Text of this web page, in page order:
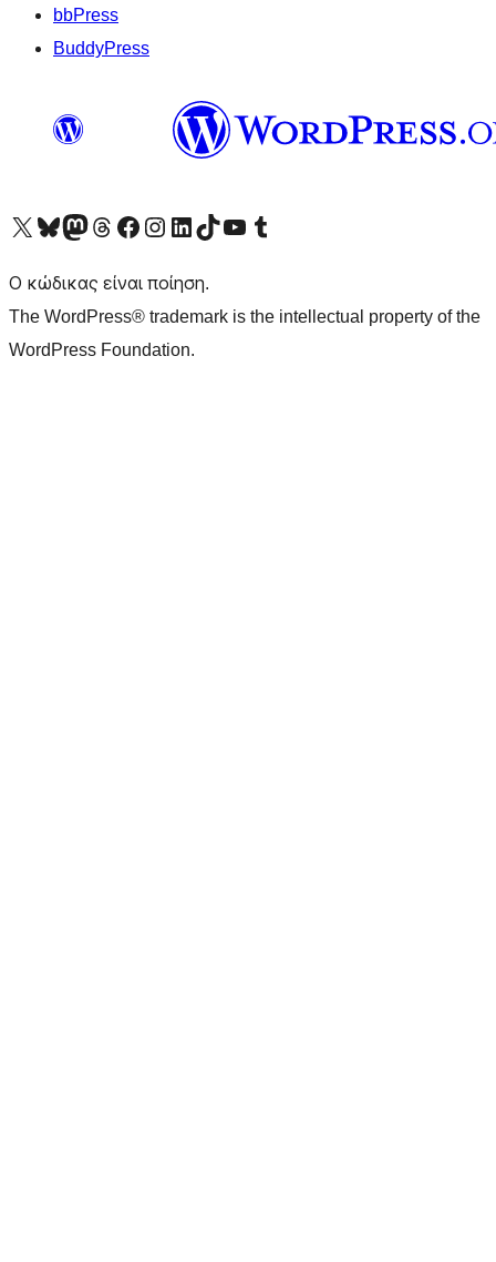
bbPress
BuddyPress
Visit our X (formerly Twitter) account
Visit our Bluesky account
Επισκεφθείτε τον λογαριασμό μας στο Mastodon
Visit our Threads account
Επισκεφτείτε τη σελίδα μας στο Facebook
Επισκεφθείτε τον λογαριασμό μας Instagram
Επισκεφθείτε τον λογαριασμό μας LinkedIn
Visit our TikTok account
Visit our YouTube channel
Visit our Tumblr account
Ο κώδικας είναι ποίηση.
The WordPress® trademark is the intellectual property of the
WordPress Foundation.